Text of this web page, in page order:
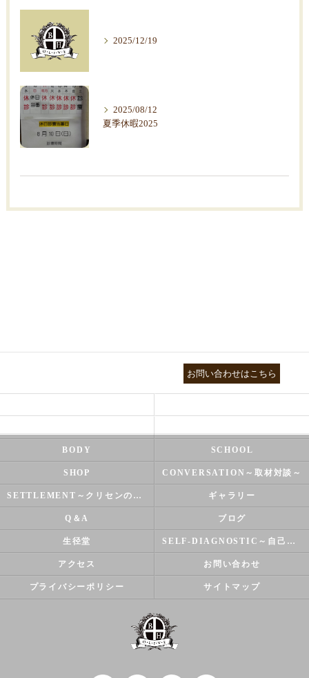
2025/12/19
2025/08/12
夏季休暇2025
お問い合わせはこちら
BODY SCHOOL
SHOP CONVERSATION～取材対談～
SETTLEMENT～クリセンのズバリ解決シリーズ～ ギャラリー
Q＆A ブログ
生径堂 SELF-DIAGNOSTIC～自己診断～
アクセス お問い合わせ
プライバシーポリシー サイトマップ